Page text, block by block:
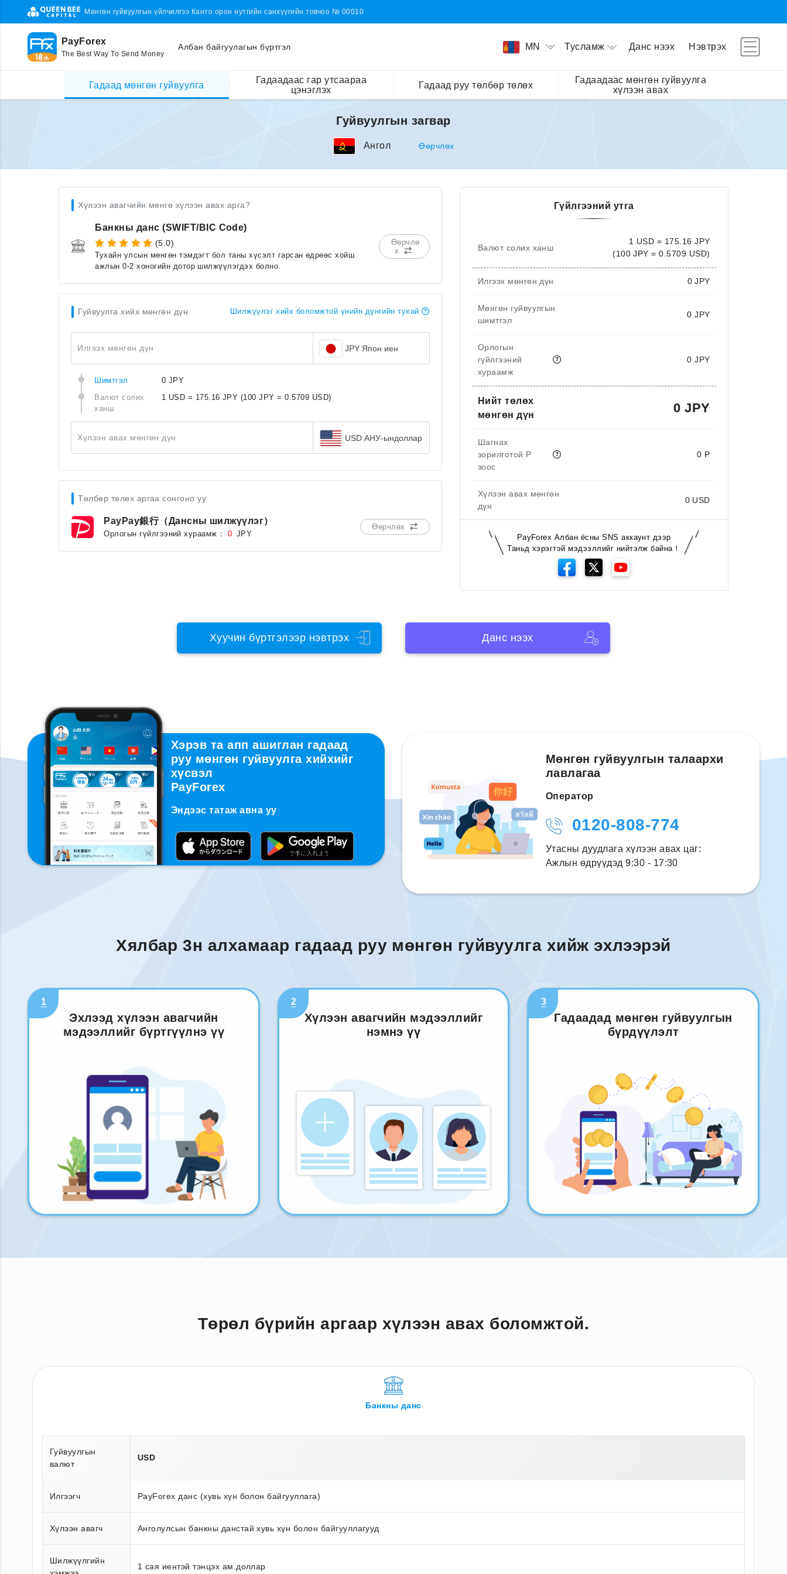
Мөнгөн гуйвуулгын үйлчилгээ Канто орон нутгийн санхүүгийн товчоо № 00010
PayForex
The Best Way To Send Money
Албан байгуулагын бүртгэл MN Тусламж Данс нээх Нэвтрэх
Гадаад мөнгөн гуйвуулга
Гадаадаас гар утсаараа
цэнэглэх
Гадаад руу төлбөр төлөх
Гадаадаас мөнгөн гуйвуулга
хүлээн авах
Гуйвуулгын загвар
Ангол Өөрчлөх
Хүлээн авагчийн мөнгө хүлээн авах арга?
Банкны данс (SWIFT/BIC Code)
(5.0)
Тухайн улсын мөнгөн тэмдэгт бол таны хүсэлт гарсан өдрөөс хойш
ажлын 0-2 хоногийн дотор шилжүүлэгдэх болно.
Өөрчлө
х
Гуйвуулга хийх мөнгөн дүн Шилжүүлэг хийх боломжтой үнийн дүнгийн тухай
Илгээх мөнгөн дүн JPY Япон иен
Шимтгэл
0 JPY
Валют солих
ханш
1 USD = 175.16 JPY (100 JPY = 0.5709 USD)
Хүлээн авах мөнгөн дүн USD АНУ-ындоллар
Төлбөр төлөх аргаа сонгоно уу
PayPay銀行（Дансны шилжүүлэг）
Орлогын гүйлгээний хураамж： 0 JPY
Өөрчлөх
Гүйлгээний утга
Валют солих ханш
1 USD = 175.16 JPY
(100 JPY = 0.5709 USD)
Илгээх мөнгөн дүн 0 JPY
Мөнгөн гуйвуулгын
шимтгэл
0 JPY
Орлогын
гүйлгээний
хураамж
0 JPY
Нийт төлөх
мөнгөн дүн
0 JPY
Шагнах
зорилготой P
зоос
0 P
Хүлээн авах мөнгөн
дүн
0 USD
PayForex Албан ёсны SNS аккаунт дээр
Таньд хэрэгтэй мэдээллийг нийтэлж байна！
Хуучин бүртгэлээр нэвтрэх Данс нээх
Хэрэв та апп ашиглан гадаад
руу мөнгөн гуйвуулга хийхийг
хүсвэл
PayForex
Эндээс татаж авна уу
Мөнгөн гуйвуулгын талаархи
лавлагаа
Оператор
0120-808-774
Утасны дуудлага хүлээн авах цаг:
Ажлын өдрүүдэд 9:30 - 17:30
Хялбар 3н алхамаар гадаад руу мөнгөн гуйвуулга хийж эхлээрэй
1
Эхлээд хүлээн авагчийн
мэдээллийг бүртгүүлнэ үү
2
Хүлээн авагчийн мэдээллийг
нэмнэ үү
3
Гадаадад мөнгөн гуйвуулгын
бүрдүүлэлт
Төрөл бүрийн аргаар хүлээн авах боломжтой.
Банкны данс
Гуйвуулгын
валют
USD
Илгээгч PayForex данс (хувь хүн болон байгууллага)
Хүлээн авагч Анголулсын банкны данстай хувь хүн болон байгууллагууд
Шилжүүлгийн
1 сая иентэй тэнцэх ам.доллар